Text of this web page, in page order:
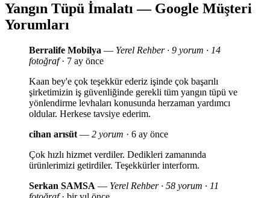
Yangın Tüpü İmalatı — Google Müşteri
Yorumları
Berralife Mobilya — Yerel Rehber · 9 yorum · 14
fotoğraf· 7 ay önce
Kaan bey'e çok teşekkür ederiz işinde çok başarılı
şirketimizin iş güvenliğinde gerekli tüm yangın tüpü ve
yönlendirme levhaları konusunda herzaman yardımcı
oldular. Herkese tavsiye ederim.
cihan arısüt — 2 yorum · 6 ay önce
Çok hızlı hizmet verdiler. Dedikleri zamanında
ürünlerimizi getirdiler. Teşekkürler interform.
Serkan SAMSA — Yerel Rehber · 58 yorum · 11